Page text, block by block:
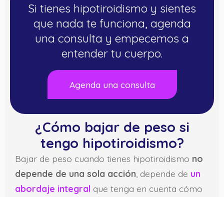
Si tienes hipotiroidismo y sientes
que nada te funciona, agenda
una consulta y empecemos a
entender tu cuerpo.
Agenda una consulta
¿Cómo bajar de peso si
tengo hipotiroidismo?
Bajar de peso cuando tienes hipotiroidismo no
depende de una sola acción , depende de un
abordaje integral que tenga en cuenta cómo